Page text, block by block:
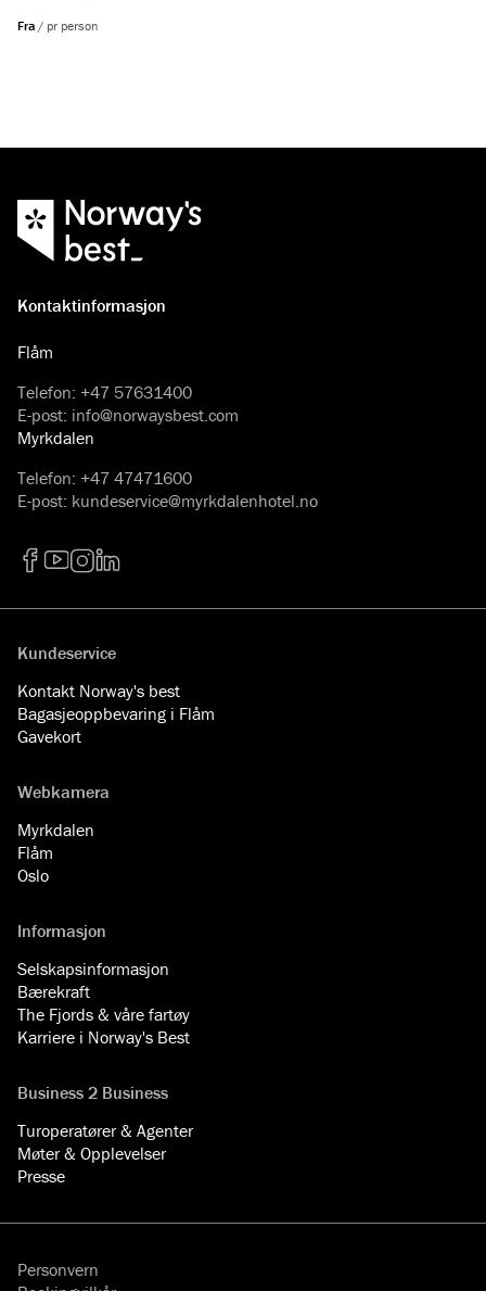
mens du gjennom vinduet fortsatt kan hvile øynene
Fra / pr person
Kontaktinformasjon
Flåm
Telefon: +47 57631400
E-post: info@norwaysbest.com
Myrkdalen
Telefon: +47 47471600
E-post: kundeservice@myrkdalenhotel.no
Kundeservice
Kontakt Norway's best
Bagasjeoppbevaring i Flåm
Gavekort
Webkamera
Myrkdalen
Flåm
Oslo
Informasjon
Selskapsinformasjon
Bærekraft
The Fjords & våre fartøy
Karriere i Norway's Best
Business 2 Business
Turoperatører & Agenter
Møter & Opplevelser
Presse
Personvern